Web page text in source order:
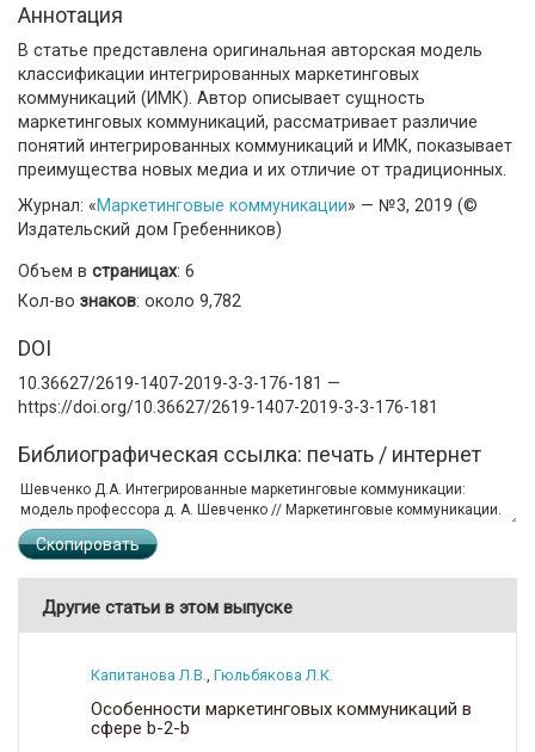
Аннотация
В статье представлена оригинальная авторская модель
классификации интегрированных маркетинговых
коммуникаций (ИМК). Автор описывает сущность
маркетинговых коммуникаций, рассматривает различие
понятий интегрированных коммуникаций и ИМК, показывает
преимущества новых медиа и их отличие от традиционных.
Журнал: «Маркетинговые коммуникации» — №3, 2019 (©
Издательский дом Гребенников)
Объем в страницах: 6
Кол-во знаков: около 9,782
DOI
10.36627/2619-1407-2019-3-3-176-181 —
https://doi.org/10.36627/2619-1407-2019-3-3-176-181
Библиографическая ссылка: печать / интернет
Скопировать
Другие статьи в этом выпуске
Капитанова Л.В. Гюльбякова Л.К.
Особенности маркетинговых коммуникаций в
сфере b-2-b